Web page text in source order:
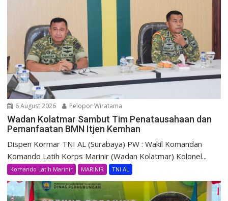
6 August 2026 Pelopor Wiratama
Wadan Kolatmar Sambut Tim Penatausahaan dan
Pemanfaatan BMN Itjen Kemhan
Dispen Kormar TNI AL (Surabaya) PW : Wakil Komandan
Komando Latih Korps Marinir (Wadan Kolatmar) Kolonel...
Komando Latih Marinir MARINIR TNI AL